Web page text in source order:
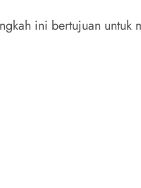
ini bertujuan